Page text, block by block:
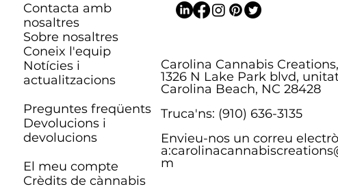
Contacta amb
nosaltres
Sobre nosaltres
Coneix l'equip
Notícies i
actualitzacions
Preguntes freqüents
Devolucions i
devolucions
El meu compte
Crèdits de cànnabis
Carolina Cannabis
1326 N Lake Park blvd,
Carolina Beach, NC 28428
Truca'ns: (910) 636-3135
Envieu-nos un correu
a:
m